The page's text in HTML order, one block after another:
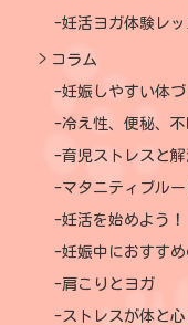
妊活ヨガ体験レ
コラム
妊娠しやすい体づ
冷え性、便秘、
育児ストレスと
マタニティブル
妊活を始めよう！
妊娠中におすす
肩こりとヨガ
ストレスが体と